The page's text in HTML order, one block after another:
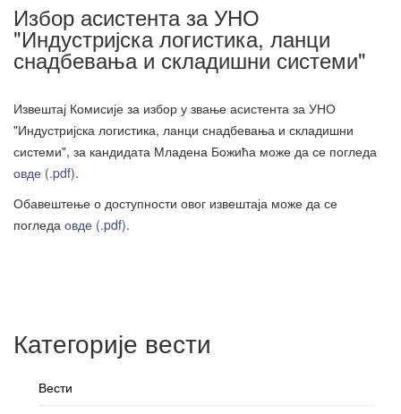
Избор асистента за УНО
"Индустријска логистика, ланци
снадбевања и складишни системи"
Извештај Комисије за избор у звање асистента за УНО
"Индустријска логистика, ланци снадбевања и складишни
системи", за кандидата Младена Божића може да се погледа
овде (.pdf).
Обавештење о доступности овог извештаја може да се
погледа овде (.pdf).
Категорије вести
Вести